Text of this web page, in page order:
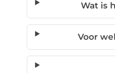
Wat is
Voor